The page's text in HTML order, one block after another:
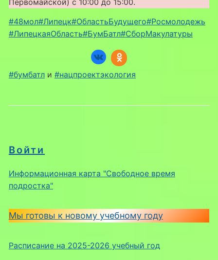
Войти
Информационная карта "Свободное время
подростка"
Мы готовы к новому учебному году
Расписание на 2025-2026 учебный год
#48мол#Липецк#ОбластьБудущего#Росмолодежь
#ЛипецкаяОбласть#БумБатл#СборМакулатуры
#бумбатли #нацпроектэкология